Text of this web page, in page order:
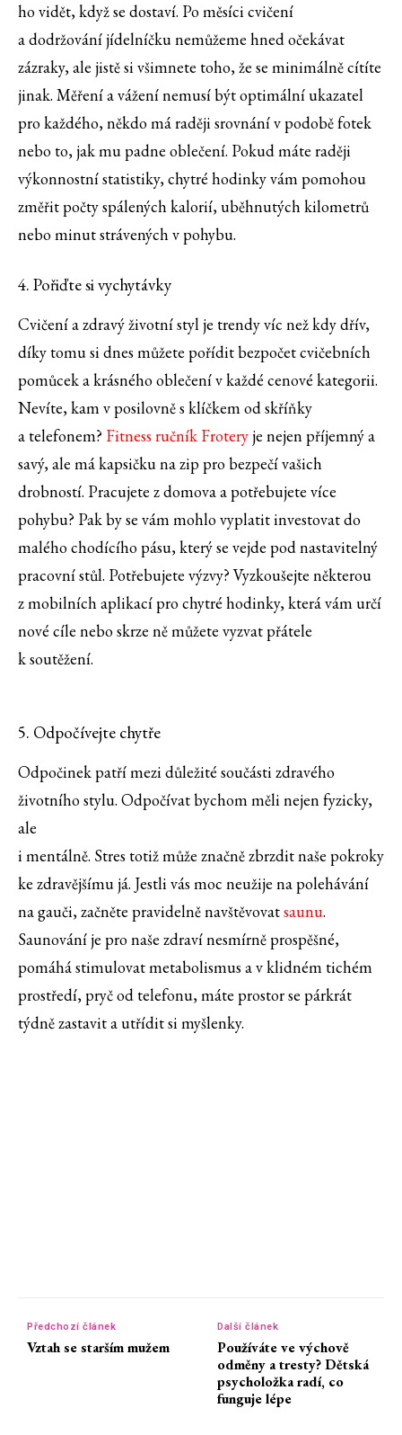
ho vidět, když se dostaví. Po měsíci cvičení
a dodržování jídelníčku nemůžeme hned očekávat
zázraky, ale jistě si všimnete toho, že se minimálně cítíte
jinak. Měření a vážení nemusí být optimální ukazatel
pro každého, někdo má raději srovnání v podobě fotek
nebo to, jak mu padne oblečení. Pokud máte raději
výkonnostní statistiky, chytré hodinky vám pomohou
změřit počty spálených kalorií, uběhnutých kilometrů
nebo minut strávených v pohybu.
4. Pořiďte si vychytávky
Cvičení a zdravý životní styl je trendy víc než kdy dřív,
díky tomu si dnes můžete pořídit bezpočet cvičebních
pomůcek a krásného oblečení v každé cenové kategorii.
Nevíte, kam v posilovně s klíčkem od skříňky
a telefonem? Fitness ručník Froteryje nejen příjemný a
savý, ale má kapsičku na zip pro bezpečí vašich
drobností. Pracujete z domova a potřebujete více
pohybu? Pak by se vám mohlo vyplatit investovat do
malého chodícího pásu, který se vejde pod nastavitelný
pracovní stůl. Potřebujete výzvy? Vyzkoušejte některou
z mobilních aplikací pro chytré hodinky, která vám určí
nové cíle nebo skrze ně můžete vyzvat přátele
k soutěžení.
5. Odpočívejte chytře
Odpočinek patří mezi důležité součásti zdravého
životního stylu. Odpočívat bychom měli nejen fyzicky,
ale
i mentálně. Stres totiž může značně zbrzdit naše pokroky
ke zdravějšímu já. Jestli vás moc neužije na polehávání
na gauči, začněte pravidelně navštěvovatsaunu.
Saunování je pro naše zdraví nesmírně prospěšné,
pomáhá stimulovat metabolismus a v klidném tichém
prostředí, pryč od telefonu, máte prostor se párkrát
týdně zastavit a utřídit si myšlenky.
Předchozí článek
Vztah se starším mužem
Další článek
Používáte ve výchově
odměny a tresty? Dětská
psycholožka radí, co
funguje lépe